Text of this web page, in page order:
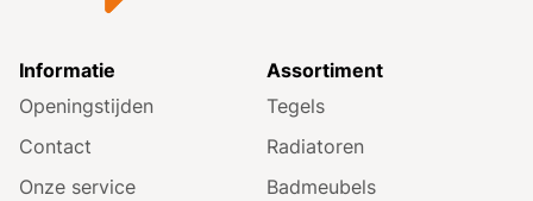
Informatie
Openingstijden
Contact
Onze service
Assortiment
Tegels
Radiatoren
Badmeubels